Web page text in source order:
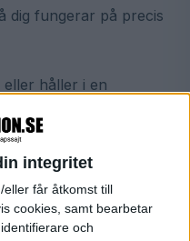
integritet
eller får åtkomst till
cookies, samt bearbetar
och
dig fungerar på precis
håller i en
frågor att ställa i
stryka på foten till
beroende på
Sedan har jag också
så att